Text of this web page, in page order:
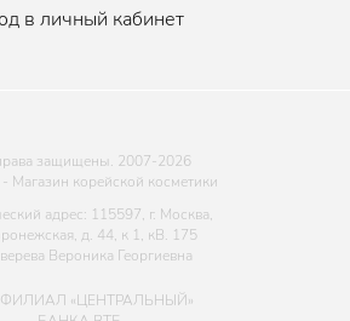
в личный кабинет
защищены. 2007-2026
Магазин корейской косметики
адрес: 115597, г. Москва,
д. 44, к 1, кВ. 175
Вероника Георгиевна
«ЦЕНТРАЛЬНЫЙ»